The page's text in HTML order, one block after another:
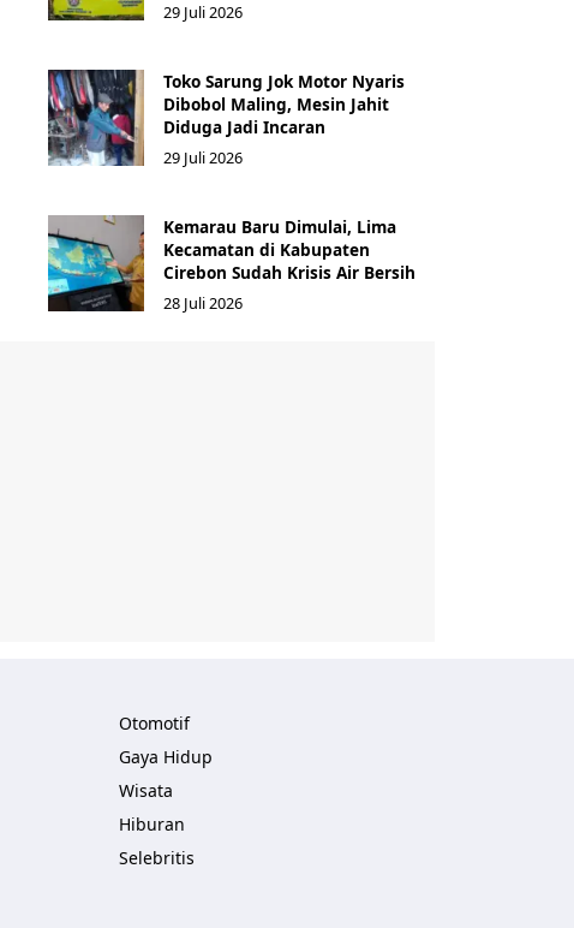
29 Juli 2026
Toko Sarung Jok Motor Nyaris
Dibobol Maling, Mesin Jahit
Diduga Jadi Incaran
29 Juli 2026
Kemarau Baru Dimulai, Lima
Kecamatan di Kabupaten
Cirebon Sudah Krisis Air Bersih
28 Juli 2026
Otomotif
Gaya Hidup
Wisata
Hiburan
Selebritis